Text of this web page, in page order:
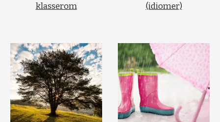
klasserom
(idiomer)